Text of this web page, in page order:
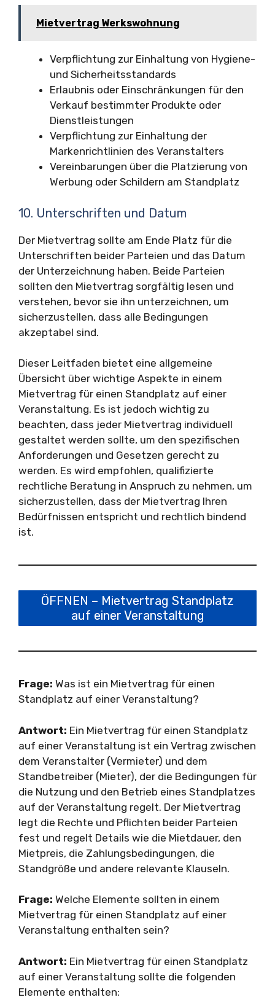
Mietvertrag Werkswohnung
Verpflichtung zur Einhaltung von Hygiene-
und Sicherheitsstandards
Erlaubnis oder Einschränkungen für den
Verkauf bestimmter Produkte oder
Dienstleistungen
Verpflichtung zur Einhaltung der
Markenrichtlinien des Veranstalters
Vereinbarungen über die Platzierung von
Werbung oder Schildern am Standplatz
10. Unterschriften und Datum
Der Mietvertrag sollte am Ende Platz für die
Unterschriften beider Parteien und das Datum
der Unterzeichnung haben. Beide Parteien
sollten den Mietvertrag sorgfältig lesen und
verstehen, bevor sie ihn unterzeichnen, um
sicherzustellen, dass alle Bedingungen
akzeptabel sind.
Dieser Leitfaden bietet eine allgemeine
Übersicht über wichtige Aspekte in einem
Mietvertrag für einen Standplatz auf einer
Veranstaltung. Es ist jedoch wichtig zu
beachten, dass jeder Mietvertrag individuell
gestaltet werden sollte, um den spezifischen
Anforderungen und Gesetzen gerecht zu
werden. Es wird empfohlen, qualifizierte
rechtliche Beratung in Anspruch zu nehmen, um
sicherzustellen, dass der Mietvertrag Ihren
Bedürfnissen entspricht und rechtlich bindend
ist.
ÖFFNEN – Mietvertrag Standplatz
auf einer Veranstaltung
Frage: Was ist ein Mietvertrag für einen
Standplatz auf einer Veranstaltung?
Antwort: Ein Mietvertrag für einen Standplatz
auf einer Veranstaltung ist ein Vertrag zwischen
dem Veranstalter (Vermieter) und dem
Standbetreiber (Mieter), der die Bedingungen für
die Nutzung und den Betrieb eines Standplatzes
auf der Veranstaltung regelt. Der Mietvertrag
legt die Rechte und Pflichten beider Parteien
fest und regelt Details wie die Mietdauer, den
Mietpreis, die Zahlungsbedingungen, die
Standgröße und andere relevante Klauseln.
Frage: Welche Elemente sollten in einem
Mietvertrag für einen Standplatz auf einer
Veranstaltung enthalten sein?
Antwort: Ein Mietvertrag für einen Standplatz
auf einer Veranstaltung sollte die folgenden
Elemente enthalten: